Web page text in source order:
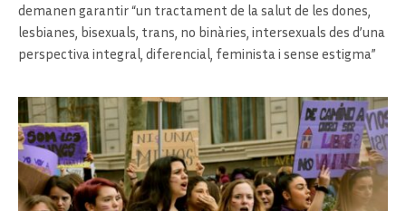
demanen garantir “un tractament de la salut de les dones,
lesbianes, bisexuals, trans, no binàries, intersexuals des d’una
perspectiva integral, diferencial, feminista i sense estigma”